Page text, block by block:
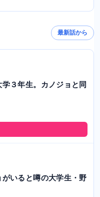
最新話から
学３年生。カノジョと同
がいると噂の大学生・野